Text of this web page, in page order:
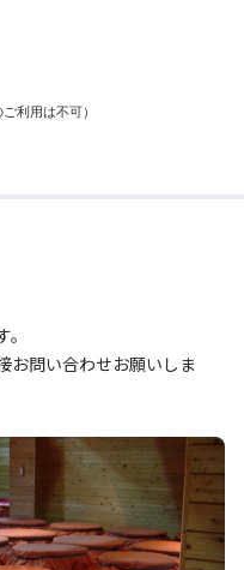
利用は不可）
お問い合わせお願いしま